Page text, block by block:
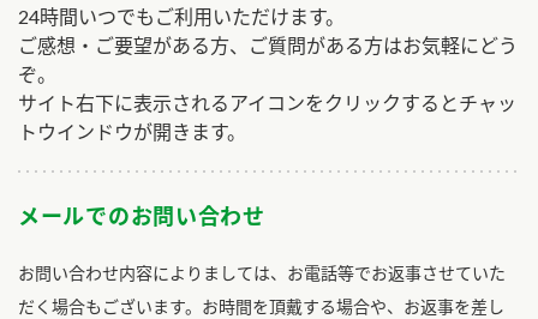
24時間いつでもご利用いただけます。
ご感想・ご要望がある方、ご質問がある方はお気軽にどう
ぞ。
サイト右下に表示されるアイコンをクリックするとチャッ
トウインドウが開きます。
メールでのお問い合わせ
お問い合わせ内容によりましては、お電話等でお返事させていた
だく場合もございます。お時間を頂戴する場合や、お返事を差し